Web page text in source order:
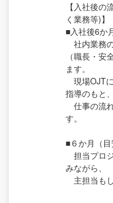
【入社後の
く業務等)】
■入社後6か
社内業務
（職長・安
ます。
現場OJT
指導のもと、
仕事の流
す。
■６か月（
担当プロ
みながら、
主担当も